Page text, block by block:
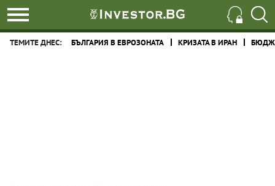
ТЕМИТЕ ДНЕС: БЪЛГАРИЯ В ЕВРОЗОНАТА КРИЗАТА В ИРАН